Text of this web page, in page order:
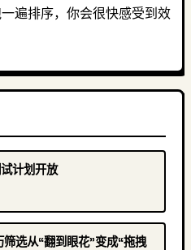
遍排序，你会很快感受到效
计划开放
选从“翻到眼花”变成“拖拽